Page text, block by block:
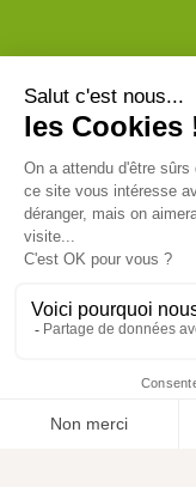
Vive l'élevage
Achat en ligne
Services
Aide & Conseils